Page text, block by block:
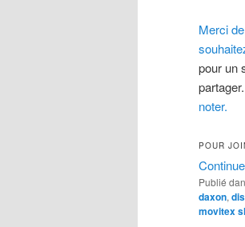
Merci
pour un
noter.
POUR
Publié
daxon,
movitex